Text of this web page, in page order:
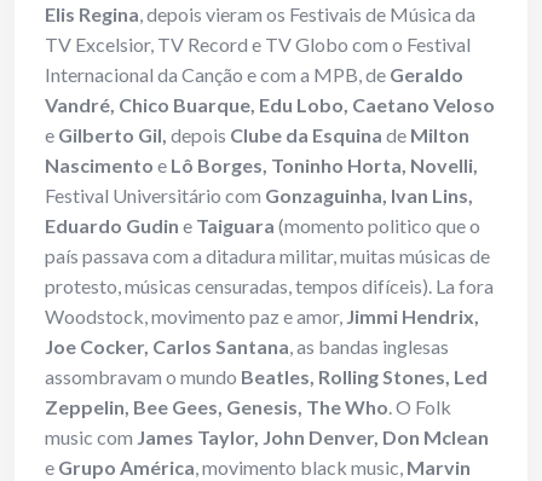
Elis Regina, depois vieram os Festivais de Música da
TV Excelsior, TV Record e TV Globo com o Festival
Internacional da Canção e com a MPB, de Geraldo
Vandré, Chico Buarque, Edu Lobo, Caetano Veloso
e Gilberto Gil, depois Clube da Esquina de Milton
Nascimento e Lô Borges, Toninho Horta, Novelli,
Festival Universitário com Gonzaguinha, Ivan Lins,
Eduardo Gudin e Taiguara (momento politico que o
país passava com a ditadura militar, muitas músicas de
protesto, músicas censuradas, tempos difíceis). La fora
Woodstock, movimento paz e amor, Jimmi Hendrix,
Joe Cocker, Carlos Santana, as bandas inglesas
assombravam o mundo Beatles, Rolling Stones, Led
Zeppelin, Bee Gees, Genesis, The Who. O Folk
music com James Taylor, John Denver, Don Mclean
e Grupo América, movimento black music, Marvin